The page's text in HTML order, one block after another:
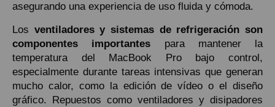
asegurando una experiencia de uso fluida y cómoda.
Los ventiladores y sistemas de refrigeración son
componentes importantes para mantener la
temperatura del MacBook Pro bajo control,
especialmente durante tareas intensivas que generan
mucho calor, como la edición de vídeo o el diseño
gráfico. Repuestos como ventiladores y disipadores